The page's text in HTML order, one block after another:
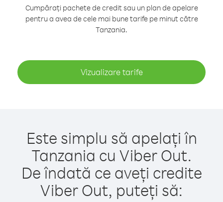
Cumpărați pachete de credit sau un plan de apelare
pentru a avea de cele mai bune tarife pe minut către
Tanzania.
Vizualizare tarife
Este simplu să apelați în
Tanzania cu Viber Out.
De îndată ce aveți credite
Viber Out, puteți să: